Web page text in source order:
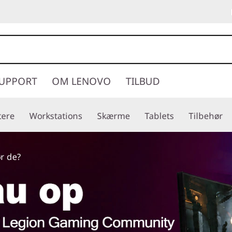
OM LENOVO TILBUD
Workstations Skærme Tablets Tilbehør
de?